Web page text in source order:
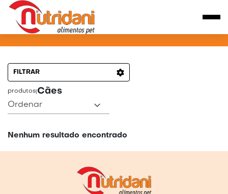
PRODUTOS PARA CÃES
FILTRAR
produtos Cães
Ordenar
Nenhum resultado encontrado